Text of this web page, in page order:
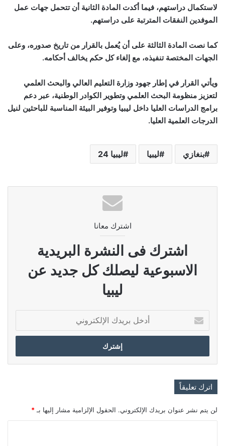
لاستكمال دراستهم، فيما أكدت المادة الثانية أن تتحمل جهات عمل
الموفدين النفقات المترتبة على دراستهم.
كما نصت المادة الثالثة على أن يُعمل بالقرار من تاريخ صدوره، وعلى
الجهات المختصة تنفيذه، مع إلغاء كل حكم يخالف أحكامه.
ويأتي القرار في إطار جهود وزارة التعليم العالي والبحث العلمي
لتعزيز منظومة البحث العلمي وتطوير الكوادر الوطنية، عبر دعم
برامج الدراسات العليا داخل ليبيا وتوفير البيئة المناسبة للباحثين لنيل
الدرجات العلمية العليا.
بنغازي ليبيا ليبيا 24
اشترك معانا
اشترك فى النشرة البريدية
الاسبوعية ليصلك كل جديد عن
ليبيا
بريدك
الإلكتروني
اترك تعليقاً
لن يتم نشر عنوان بريدك الإلكتروني. الحقول الإلزامية مشار إليها بـ *